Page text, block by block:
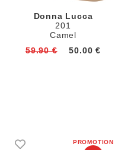
Donna Lucca
201
Camel
59.90 €
50.00 €